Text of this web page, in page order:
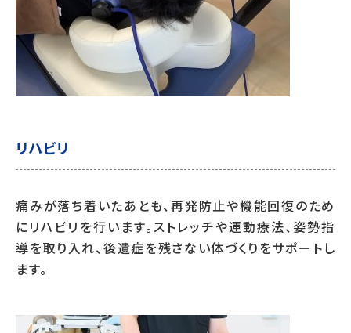
リハビリ
痛みが落ち着いたあとも、再発防止や機能回復のため
にリハビリを行います。ストレッチや運動療法、姿勢指
導を取り入れ、後遺症を残さない体づくりをサポートし
ます。